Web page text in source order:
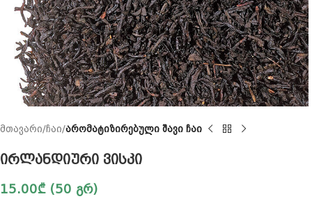
მთავარი ჩაი არომატიზირებული შავი ჩაი
ირლანდიური ვისკი
15.00₾ (50 გრ)